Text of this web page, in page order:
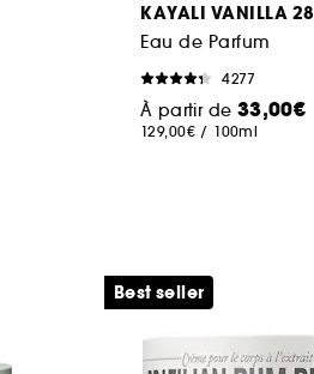
KAYALI VANILLA 28
Eau de Parfum
4277
À partir de 33,00€
129,00€ / 100ml
Best seller